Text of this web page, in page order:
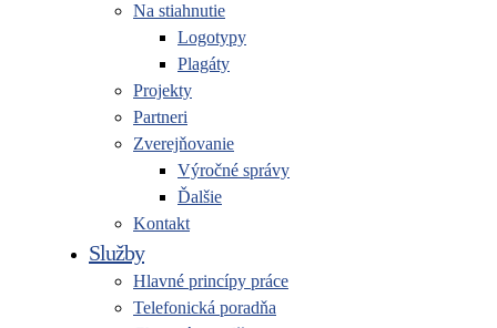
Na stiahnutie
Logotypy
Plagáty
Projekty
Partneri
Zverejňovanie
Výročné správy
Ďalšie
Kontakt
Služby
Hlavné princípy práce
Telefonická poradňa